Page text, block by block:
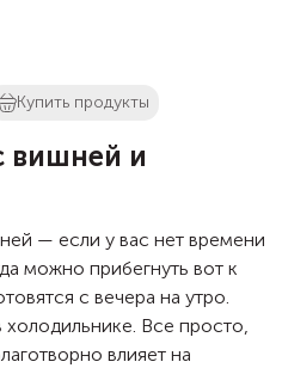
Купить продукты
вишней и
— если у вас нет времени
можно прибегнуть вот к
с вечера на утро.
Все просто,
влияет на